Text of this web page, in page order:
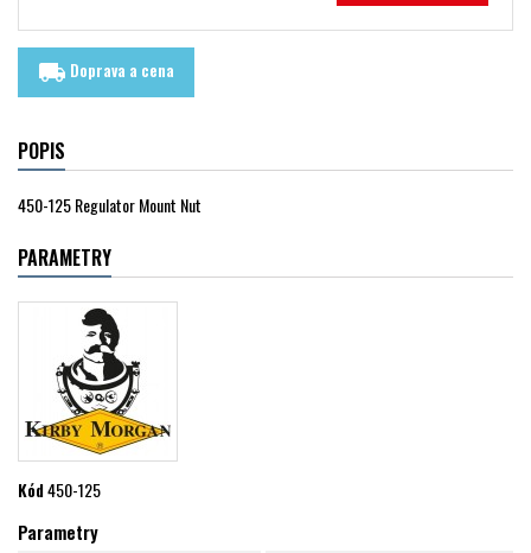
local_shipping Doprava a cena
POPIS
450-125 Regulator Mount Nut
PARAMETRY
Kód450-125
Parametry